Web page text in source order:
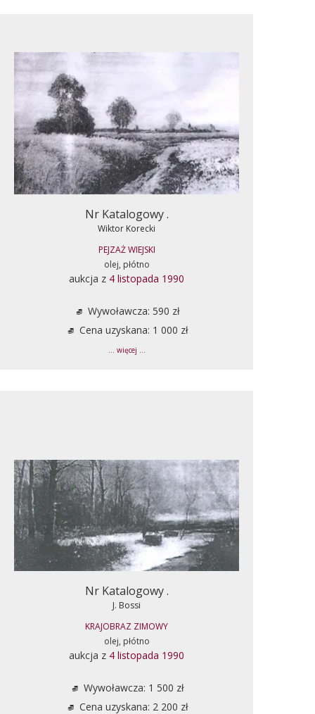
Nr Katalogowy .
Wiktor Korecki
PEJZAŻ WIEJSKI
olej, płótno
aukcja z 4 listopada 1990
Wywoławcza: 590 zł
Cena uzyskana: 1 000 zł
... więcej ...
Nr Katalogowy .
J. Bossi
KRAJOBRAZ ZIMOWY
olej, płótno
aukcja z 4 listopada 1990
Wywoławcza: 1 500 zł
Cena uzyskana: 2 200 zł